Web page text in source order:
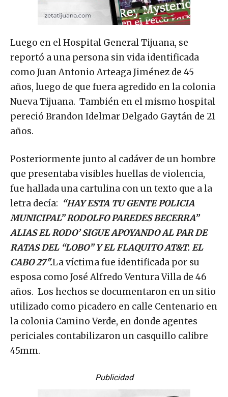
Luego en el Hospital General Tijuana, se
reportó a una persona sin vida identificada
como Juan Antonio Arteaga Jiménez de 45
años, luego de que fuera agredido en la colonia
Nueva Tijuana. También en el mismo hospital
pereció Brandon Idelmar Delgado Gaytán de 21
años.
Posteriormente junto al cadáver de un hombre
que presentaba visibles huellas de violencia,
fue hallada una cartulina con un texto que a la
letra decía: “HAY ESTA TU GENTE POLICIA
MUNICIPAL” RODOLFO PAREDES BECERRA”
ALIAS ELRODO’ SIGUE APOYANDO AL PAR DE
RATAS DEL “LOBO” Y EL FLAQUITO AT&T. EL
CABO 27″.La víctima fue identificada por su
esposa como José Alfredo Ventura Villa de 46
años. Los hechos se documentaron en un sitio
utilizado como picadero en calle Centenario en
la colonia Camino Verde, en donde agentes
periciales contabilizaron un casquillo calibre
45mm.
Publicidad